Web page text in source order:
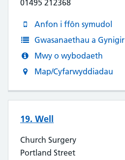
01495 212368
Anfon i ffôn symudol
Gwasanaethau a Gynigir
Mwy o wybodaeth
Map/Cyfarwyddiadau
19. Well
Church Surgery
Portland Street